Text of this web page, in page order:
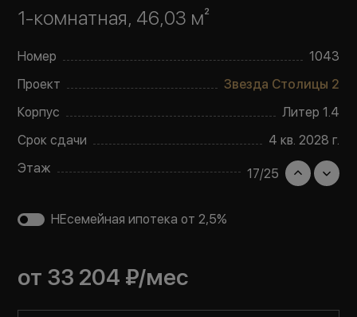
1-комнатная, 46,03 м²
Номер
1043
Проект
Звезда Столицы 2
Корпус
Литер 1.4
Срок сдачи
4 кв. 2028 г.
Этаж
17/25
НЕсемейная ипотека от 2,5%
от 33 204 ₽/мес